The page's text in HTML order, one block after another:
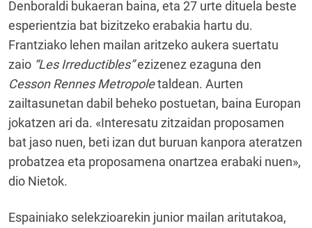
Denboraldi bukaeran baina, eta 27 urte dituela beste
esperientzia bat bizitzeko erabakia hartu du.
Frantziako lehen mailan aritzeko aukera suertatu
zaio “Les Irreductibles”ezizenez ezaguna den
Cesson Rennes Metropoletaldean. Aurten
zailtasunetan dabil beheko postuetan, baina Europan
jokatzen ari da. «Interesatu zitzaidan proposamen
bat jaso nuen, beti izan dut buruan kanpora ateratzen
probatzea eta proposamena onartzea erabaki nuen»,
dio Nietok.
Espainiako selekzioarekin junior mailan aritutakoa,